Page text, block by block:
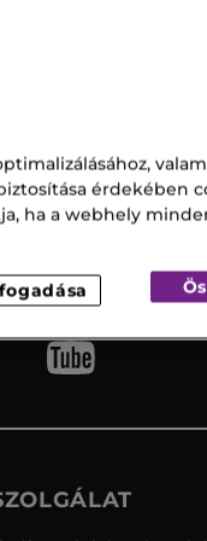
Vevőszolgálat
érdekében
ha a webhely